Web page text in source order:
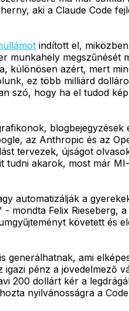
aki a Claude Code
indított el,
munkahely megszűnését
különösen azért, mert
ez több milliárd
szó, hogy ha el tudod
blogbejegyzések
az Anthropic és az
tervezek, újságot
tudni akarok, most már
automatizálják a
mondta Felix Rieseberg,
követett és
ami
pénz a jövedelmező
200 dollárt kér a
nyilvánosságra a